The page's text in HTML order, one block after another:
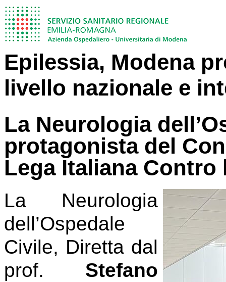
Epilessia, Modena
livello nazionale e
La Neurologia
protagonista del
Lega Italiana Contro
La Neurologia
dell’Ospedale
Civile, Diretta dal
prof. Stefano